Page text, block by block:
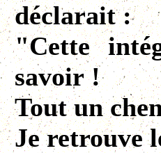
déclarait :
"Cette
savoir !
Tout un
Je retrouve